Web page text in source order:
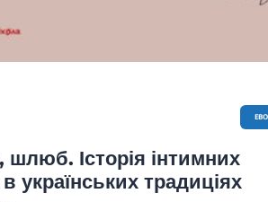
шлюб. Історія інтимних
українських традиціях